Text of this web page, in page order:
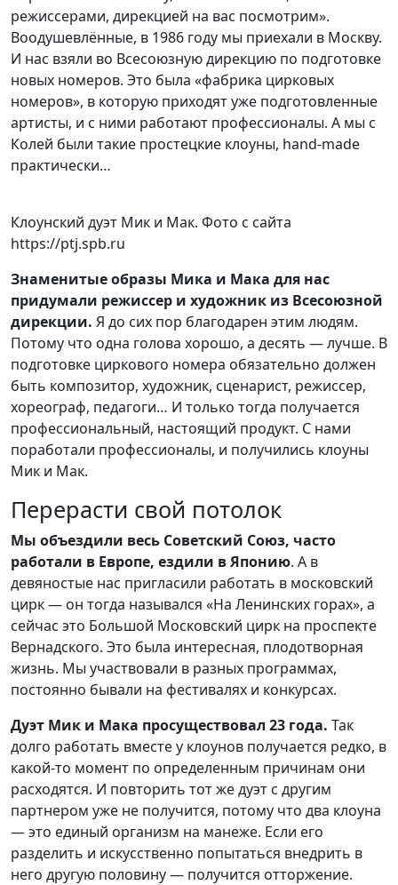
режиссерами, дирекцией на вас посмотрим».
Воодушевлённые, в 1986 году мы приехали в Москву.
И нас взяли во Всесоюзную дирекцию по подготовке
новых номеров. Это была «фабрика цирковых
номеров», в которую приходят уже подготовленные
артисты, и с ними работают профессионалы. А мы с
Колей были такие простецкие клоуны, hand-made
практически…
Клоунский дуэт Мик и Мак. Фото с сайта
https://ptj.spb.ru
Знаменитые образы Мика и Мака для нас
придумали режиссер и художник из Всесоюзной
дирекции. Я до сих пор благодарен этим людям.
Потому что одна голова хорошо, а десять — лучше. В
подготовке циркового номера обязательно должен
быть композитор, художник, сценарист, режиссер,
хореограф, педагоги… И только тогда получается
профессиональный, настоящий продукт. С нами
поработали профессионалы, и получились клоуны
Мик и Мак.
Перерасти свой потолок
Мы объездили весь Советский Союз, часто
работали в Европе, ездили в Японию. А в
девяностые нас пригласили работать в московский
цирк — он тогда назывался «На Ленинских горах», а
сейчас это Большой Московский цирк на проспекте
Вернадского. Это была интересная, плодотворная
жизнь. Мы участвовали в разных программах,
постоянно бывали на фестивалях и конкурсах.
Дуэт Мик и Мака просуществовал 23 года. Так
долго работать вместе у клоунов получается редко, в
какой-то момент по определенным причинам они
расходятся. И повторить тот же дуэт с другим
партнером уже не получится, потому что два клоуна
— это единый организм на манеже. Если его
разделить и искусственно попытаться внедрить в
него другую половину — получится отторжение.